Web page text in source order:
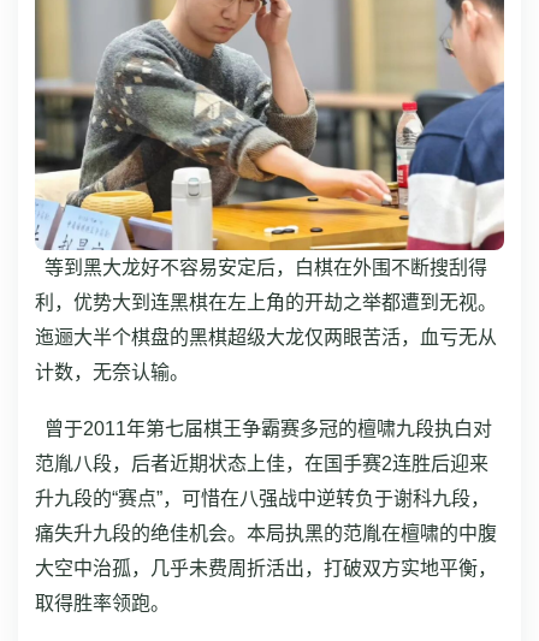
等到黑大龙好不容易安定后，白棋在外围不断搜刮得
利，优势大到连黑棋在左上角的开劫之举都遭到无视。
迤逦大半个棋盘的黑棋超级大龙仅两眼苦活，血亏无从
计数，无奈认输。
曾于2011年第七届棋王争霸赛多冠的檀啸九段执白对
范胤八段，后者近期状态上佳，在国手赛2连胜后迎来
升九段的“赛点”，可惜在八强战中逆转负于谢科九段，
痛失升九段的绝佳机会。本局执黑的范胤在檀啸的中腹
大空中治孤，几乎未费周折活出，打破双方实地平衡，
取得胜率领跑。